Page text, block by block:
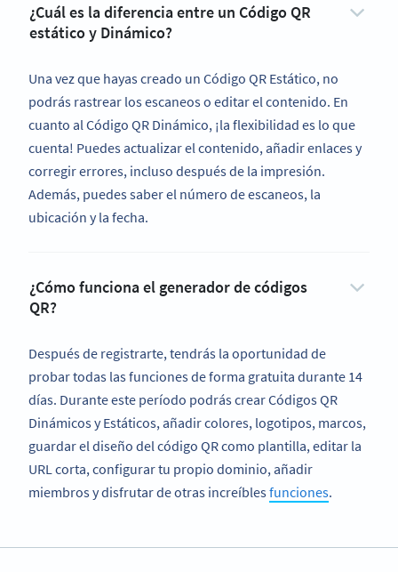
¿Cuál es la diferencia entre un Código QR
estático y Dinámico?
Una vez que hayas creado un Código QR Estático, no
podrás rastrear los escaneos o editar el contenido. En
cuanto al Código QR Dinámico, ¡la flexibilidad es lo que
cuenta! Puedes actualizar el contenido, añadir enlaces y
corregir errores, incluso después de la impresión.
Además, puedes saber el número de escaneos, la
ubicación y la fecha.
¿Cómo funciona el generador de códigos
QR?
Después de registrarte, tendrás la oportunidad de
probar todas las funciones de forma gratuita durante 14
días. Durante este período podrás crear Códigos QR
Dinámicos y Estáticos, añadir colores, logotipos, marcos,
guardar el diseño del código QR como plantilla, editar la
URL corta, configurar tu propio dominio, añadir
miembros y disfrutar de otras increíblesfunciones.